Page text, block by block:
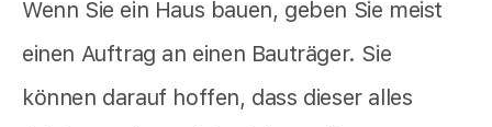
Wenn Sie ein Haus bauen, geben Sie meist
einen Auftrag an einen Bauträger. Sie
können darauf hoffen, dass dieser alles